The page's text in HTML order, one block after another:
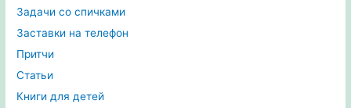
Задачи со спичками
Заставки на телефон
Притчи
Статьи
Книги для детей